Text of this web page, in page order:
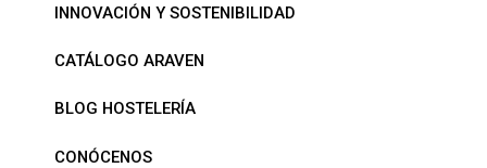
INNOVACIÓN Y SOSTENIBILIDAD
CATÁLOGO ARAVEN
BLOG HOSTELERÍA
CONÓCENOS